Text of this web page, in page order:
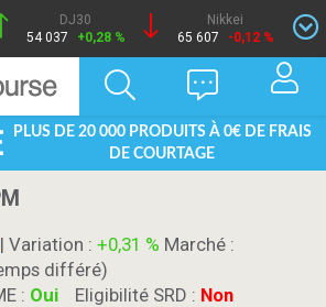
DJ30
54 037
+0,28 %
Nikkei
65 607
-0,12 %
PLUS DE 20 000 PRODUITS À 0€ DE FRAIS
DE COURTAGE
| Variation : +0,31 % Marché :
différé)
: Oui Eligibilité SRD : Non